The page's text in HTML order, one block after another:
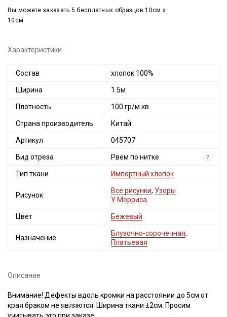
Вы можете заказать 5 бесплатных образцов 10см x
10см
Характеристики
Состав хлопок 100%
Ширина 1.5м
Плотность 100 гр/м.кв
Страна производитель Китай
Артикул 045707
Вид отреза Рвем по нитке ?
Тип ткани Импортный хлопок
Рисунок
Все рисунки, Узоры
У.Морриса
Цвет Бежевый
Назначение
Блузочно-сорочечная,
Платьевая
Описание
Внимание! Дефекты вдоль кромки на расстоянии до 5см от
края браком не являются. Ширина ткани ±2см. Просим